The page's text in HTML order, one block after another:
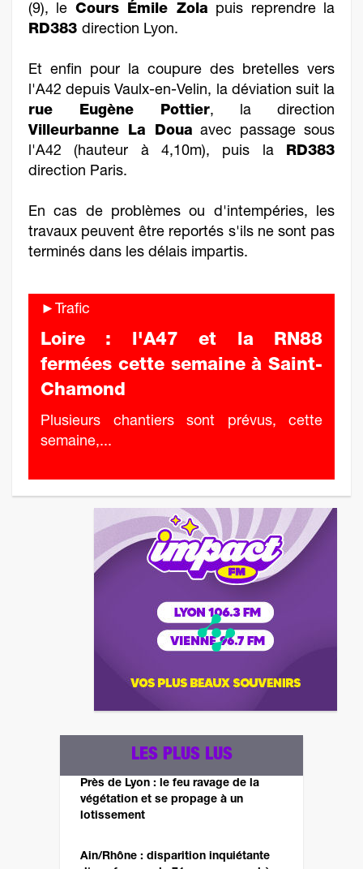
(9), le Cours Émile Zola puis reprendre la
RD383 direction Lyon.
Et enfin pour la coupure des bretelles vers
l'A42 depuis Vaulx-en-Velin, la déviation suit la
rue Eugène Pottier, la direction
Villeurbanne La Doua avec passage sous
l'A42 (hauteur à 4,10m), puis la RD383
direction Paris.
En cas de problèmes ou d'intempéries, les
travaux peuvent être reportés s'ils ne sont pas
terminés dans les délais impartis.
►Trafic
Loire : l'A47 et la RN88
fermées cette semaine à Saint-
Chamond
Plusieurs chantiers sont prévus, cette
semaine,...
LES PLUS LUS
Près de Lyon : le feu ravage de la
végétation et se propage à un
lotissement
Ain/Rhône : disparition inquiétante